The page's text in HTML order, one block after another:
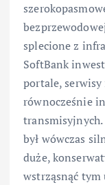
splecione z
SoftBank
portale,
równocześnie
był wówczas
duże,
wstrząsnąć tym